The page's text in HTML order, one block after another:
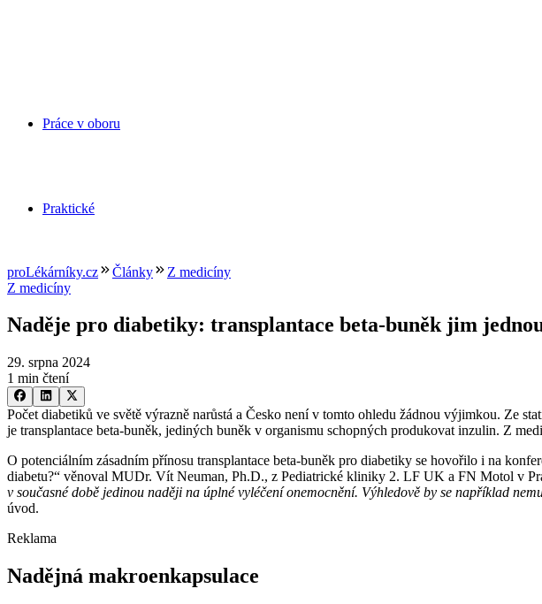
Práce v oboru
Praktické
proLékárníky.cz Články
Z medicíny
Z medicíny
Naděje pro diabetiky: transplantace beta-buněk jim
29. srpna 2024
1 min čtení
Počet diabetiků ve světě výrazně narůstá a Česko není v tomto ohledu žádnou výjimkou. Ze
je transplantace beta-buněk, jediných buněk v organismu schopných produkovat inzulin. Z
O potenciálním zásadním přínosu transplantace beta-buněk pro diabetiky se hovořilo i na
diabetu?“ věnoval MUDr. Vít Neuman, Ph.D., z Pediatrické kliniky 2. LF UK a FN Motol v
v současné době jedinou naději na úplné vyléčení onemocnění. Výhledově by se například
úvod.
Reklama
Nadějná makroenkapsulace